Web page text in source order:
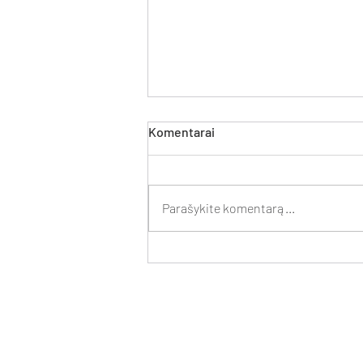
Komentarai
Parašykite komentarą...